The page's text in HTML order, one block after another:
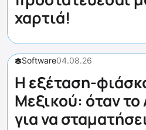
χαρτιά!
Software04.08.26
Η εξέταση-
Μεξικού: όταν το
για να